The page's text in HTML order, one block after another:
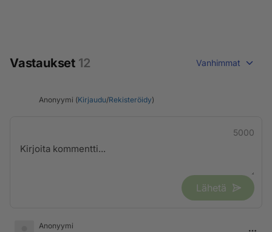
Vastaukset 12 Vanhimmat
Anonyymi (Kirjaudu/Rekisteröidy)
5000
Lähetä
Anonyymi